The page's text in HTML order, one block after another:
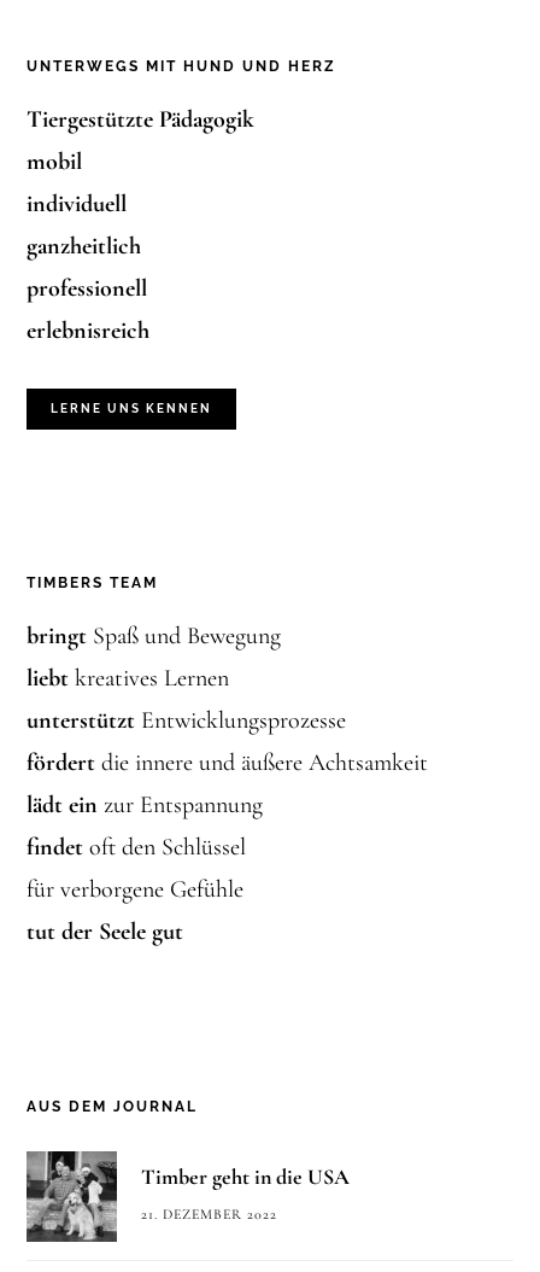
UNTERWEGS MIT HUND UND HERZ
Tiergestützte Pädagogik
mobil
individuell
ganzheitlich
professionell
erlebnisreich
LERNE UNS KENNEN
TIMBERS TEAM
bringt Spaß und Bewegung
liebt kreatives Lernen
unterstützt Entwicklungsprozesse
fördert die innere und äußere Achtsamkeit
lädt ein zur Entspannung
findet oft den Schlüssel
für verborgene Gefühle
tut der Seele gut
AUS DEM JOURNAL
Timber geht in die USA
21. DEZEMBER 2022